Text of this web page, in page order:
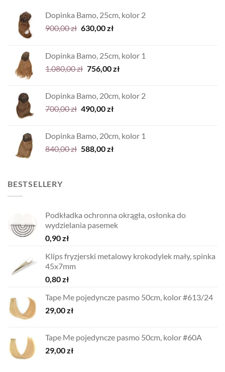
Dopinka Bamo, 25cm, kolor 2
900,00zł Pierwotna
900,00 zł.
630,00złAktualna
630,00 zł.
Dopinka Bamo, 25cm, kolor 1
1.080,00zł Pierwotna
1.080,00 zł.
756,00złAktualna
756,00 zł.
Dopinka Bamo, 20cm, kolor 2
700,00zł Pierwotna
700,00 zł.
490,00złAktualna
490,00 zł.
Dopinka Bamo, 20cm, kolor 1
840,00zł Pierwotna
588,00złAktualna
BESTSELLERY
Podkładka ochronna okrągła, osłonka do
wydzielania pasemek
0,90zł
Klips fryzjerski metalowy krokodylek mały, spinka
45x7mm
0,80zł
Tape Me pojedyncze pasmo 50cm, kolor #613/24
29,00zł
Tape Me pojedyncze pasmo 50cm, kolor #60A
29,00zł